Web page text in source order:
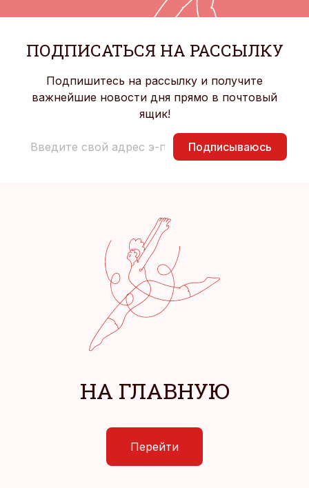
ПОДПИСАТЬСЯ НА РАССЫЛКУ
Подпишитесь на рассылку и получите
важнейшие новости дня прямо в почтовый
ящик!
Подписываюсь
НА ГЛАВНУЮ
Перейти